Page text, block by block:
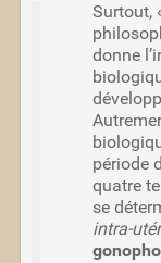
Surtout,
donne
période
quatre
se
intra-